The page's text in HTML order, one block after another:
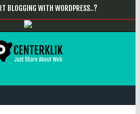
BLOGGING WITH WORDPRESS..?